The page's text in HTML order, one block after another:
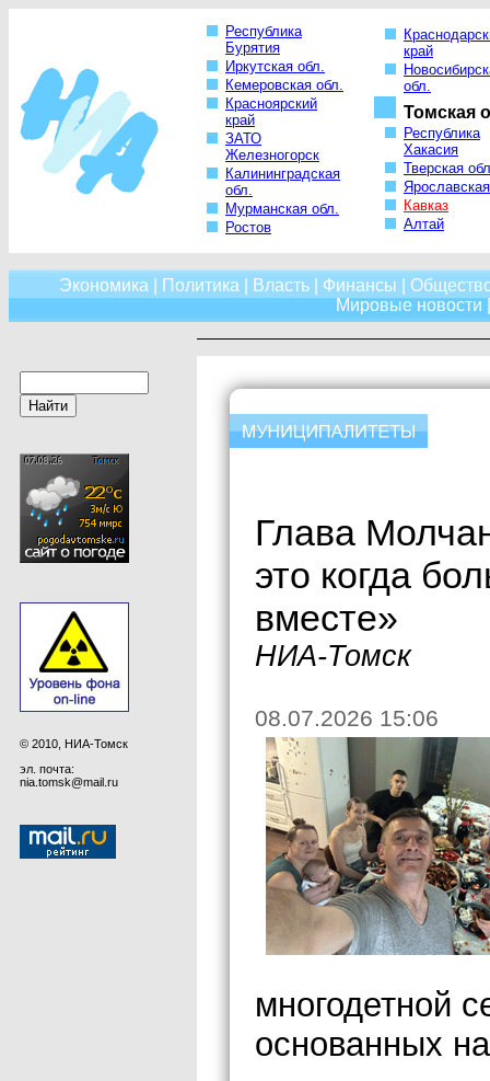
Республика
Бурятия
Иркутская обл.
Кемеровская обл.
Красноярский
край
ЗАТО
Железногорск
Калининградская
обл.
Мурманская обл.
Ростов
край
обл.
Томская
Республика
Хакасия
Тверская
Кавказ
Алтай
Экономика Политика Власть Финансы
Мировые новости
© 2010, НИА-Томск
эл. почта:
nia.tomsk@mail.ru
Глава
это когда
вместе»
НИА-Томск
08.07.2026 15:06
многодетной
основанных